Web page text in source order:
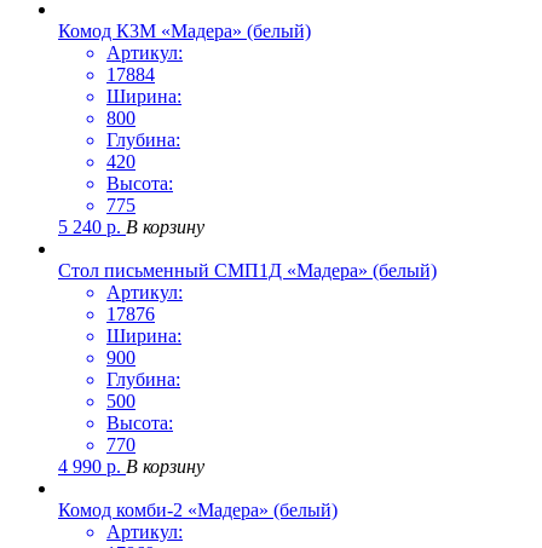
Комод К3М «Мадера» (белый)
Артикул:
17884
Ширина:
800
Глубина:
420
Высота:
775
5 240 р. В корзину
Стол письменный СМП1Д «Мадера» (белый)
Артикул:
17876
Ширина:
900
Глубина:
500
Высота:
770
4 990 р. В корзину
Комод комби-2 «Мадера» (белый)
Артикул: